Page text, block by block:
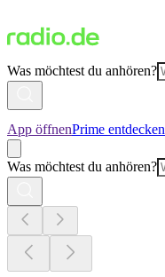
Was möchtest du anhören?
App öffnenPrime entdecken
Was möchtest du anhören?